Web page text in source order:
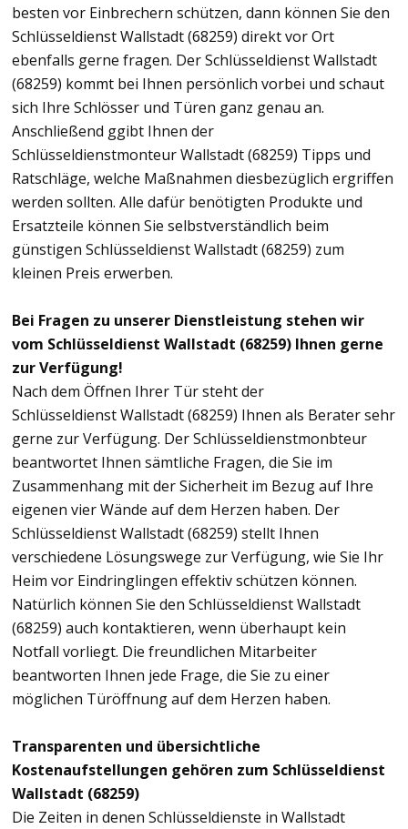
besten vor Einbrechern schützen, dann können Sie den
Schlüsseldienst Wallstadt (68259) direkt vor Ort
ebenfalls gerne fragen. Der Schlüsseldienst Wallstadt
(68259) kommt bei Ihnen persönlich vorbei und schaut
sich Ihre Schlösser und Türen ganz genau an.
Anschließend ggibt Ihnen der
Schlüsseldienstmonteur Wallstadt (68259) Tipps und
Ratschläge, welche Maßnahmen diesbezüglich ergriffen
werden sollten. Alle dafür benötigten Produkte und
Ersatzteile können Sie selbstverständlich beim
günstigen Schlüsseldienst Wallstadt (68259) zum
kleinen Preis erwerben.
Bei Fragen zu unserer Dienstleistung stehen wir
vom Schlüsseldienst Wallstadt (68259) Ihnen gerne
zur Verfügung!
Nach dem Öffnen Ihrer Tür steht der
Schlüsseldienst Wallstadt (68259) Ihnen als Berater sehr
gerne zur Verfügung. Der Schlüsseldienstmonbteur
beantwortet Ihnen sämtliche Fragen, die Sie im
Zusammenhang mit der Sicherheit im Bezug auf Ihre
eigenen vier Wände auf dem Herzen haben. Der
Schlüsseldienst Wallstadt (68259) stellt Ihnen
verschiedene Lösungswege zur Verfügung, wie Sie Ihr
Heim vor Eindringlingen effektiv schützen können.
Natürlich können Sie den Schlüsseldienst Wallstadt
(68259) auch kontaktieren, wenn überhaupt kein
Notfall vorliegt. Die freundlichen Mitarbeiter
beantworten Ihnen jede Frage, die Sie zu einer
möglichen Türöffnung auf dem Herzen haben.
Transparenten und übersichtliche
Kostenaufstellungen gehören zum Schlüsseldienst
Wallstadt (68259)
Die Zeiten in denen Schlüsseldienste in Wallstadt